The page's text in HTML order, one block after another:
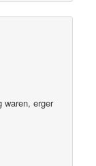
waren, erger